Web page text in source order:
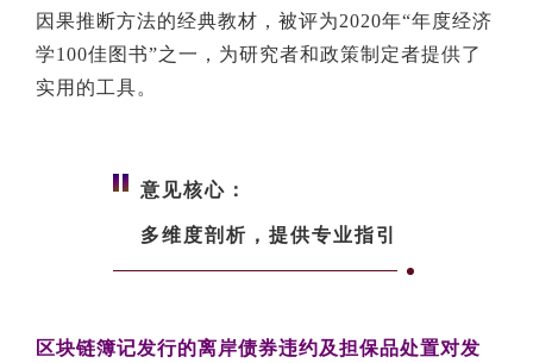
因果推断方法的经典教材，被评为2020年“年度经济
学100佳图书”之一，为研究者和政策制定者提供了
实用的工具。
意见核心：
多维度剖析，提供专业指引
区块链簿记发行的离岸债券违约及担保品处置对发